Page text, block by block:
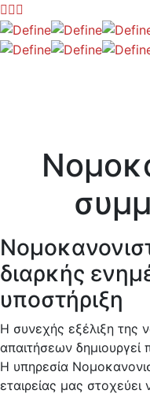
διαρκής
υποστήριξη
Η συνεχής εξέλιξη της
απαιτήσεων δημιουργεί
Η υπηρεσία
εταιρείας μας στοχεύει